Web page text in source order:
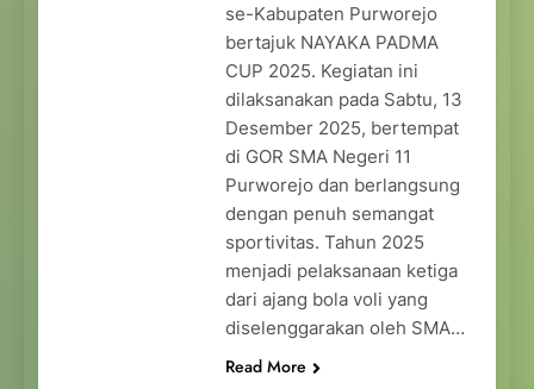
se-Kabupaten Purworejo
bertajuk NAYAKA PADMA
CUP 2025. Kegiatan ini
dilaksanakan pada Sabtu, 13
Desember 2025, bertempat
di GOR SMA Negeri 11
Purworejo dan berlangsung
dengan penuh semangat
sportivitas. Tahun 2025
menjadi pelaksanaan ketiga
dari ajang bola voli yang
diselenggarakan oleh SMA…
Read More